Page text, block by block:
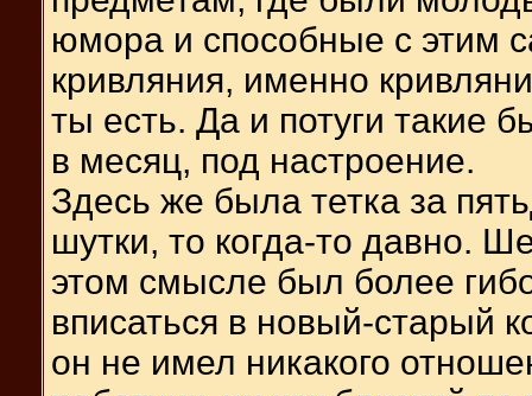
юмора и способные с этим
кривляния, именно
ты есть. Да и потуги такие
в месяц, под настроение.
Здесь же была тетка за
шутки, то когда-то давно.
этом смысле был более
вписаться в новый-старый
он не имел никакого